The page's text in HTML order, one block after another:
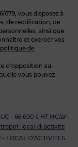
local-d-activite
- LOCAL D'ACTIVITES
- 66 600 € HT HC/an
vous disposez à
de rectification, de
ainsi que
et exercer vos
de
d’opposition au
vous pouvez